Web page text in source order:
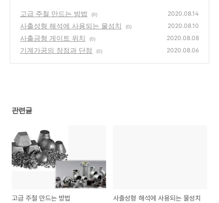
고급 주철 만드는 방법 (0) 2020.08.14
사출성형 해석에 사용되는 물성치 (0) 2020.08.10
사출금형 게이트 위치 (0) 2020.08.08
기계가공의 장점과 단점 (0) 2020.08.06
관련글
고급 주철 만드는 방법 사출성형 해석에 사용되는 물성치